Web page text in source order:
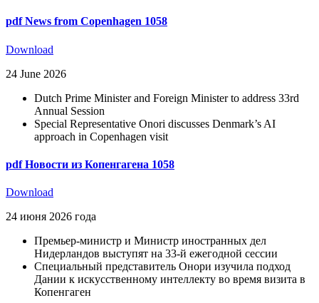
pdf News from Copenhagen 1058
Download
24 June 2026
Dutch Prime Minister and Foreign Minister to address 33rd
Annual Session
Special Representative Onori discusses Denmark’s AI
approach in Copenhagen visit
pdf Новости из Копенгагена 1058
Download
24 июня 2026 года
Премьер-министр и Министр иностранных дел
Нидерландов выступят на 33-й ежегодной сессии
Специальный представитель Онори изучила подход
Дании к искусственному интеллекту во время визита в
Копенгаген